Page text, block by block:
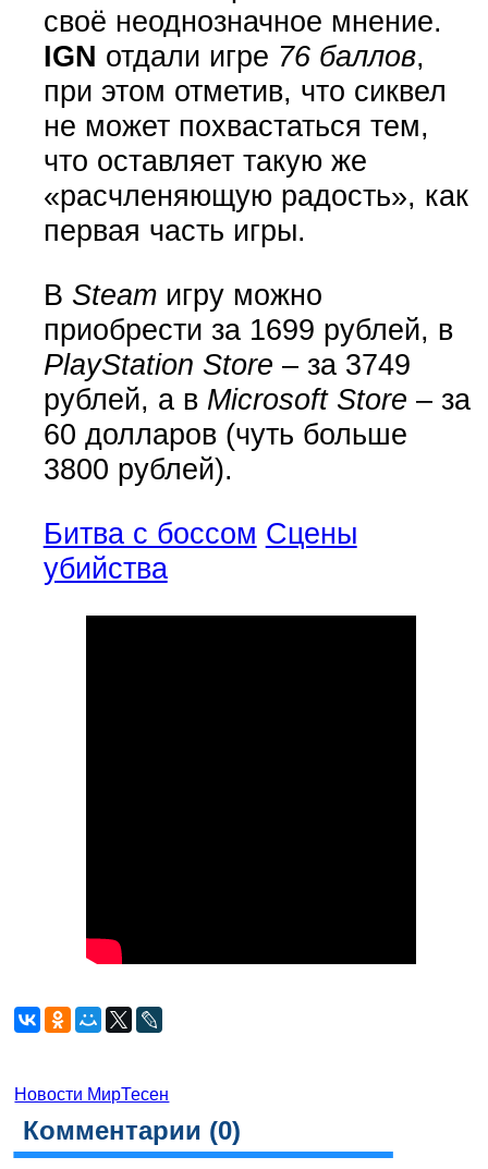
своё неоднозначное мнение.
IGN отдали игре 76 баллов,
при этом отметив, что сиквел
не может похвастаться тем,
что оставляет такую же
«расчленяющую радость», как
первая часть игры.
В Steamигру можно
приобрести за 1699 рублей, в
PlayStation Store – за 3749
рублей, а в Microsoft Store – за
60 долларов (чуть больше
3800 рублей).
Битва с боссом Сцены
убийства
Новости МирТесен
Комментарии (0)